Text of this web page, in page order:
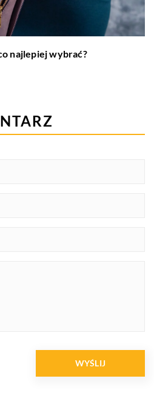
najlepiej wybrać?